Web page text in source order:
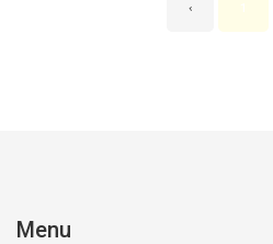
‹ 1
Menu